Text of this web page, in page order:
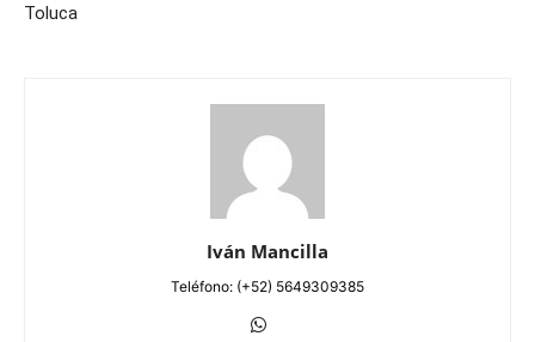
Toluca
Iván Mancilla
Teléfono: (+52) 5649309385